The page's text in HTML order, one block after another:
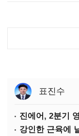
표진수
진에어, 2분기
강인한 근육에